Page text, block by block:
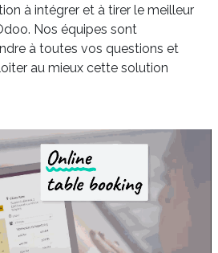
à intégrer et à tirer le meilleur
Nos équipes sont
à toutes vos questions et
au mieux cette solution